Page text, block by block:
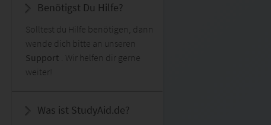
Benötigst Du Hilfe?
Solltest du Hilfe benötigen, dann
wende dich bitte an unseren
Support . Wir helfen dir gerne
weiter!
Was ist StudyAid.de?